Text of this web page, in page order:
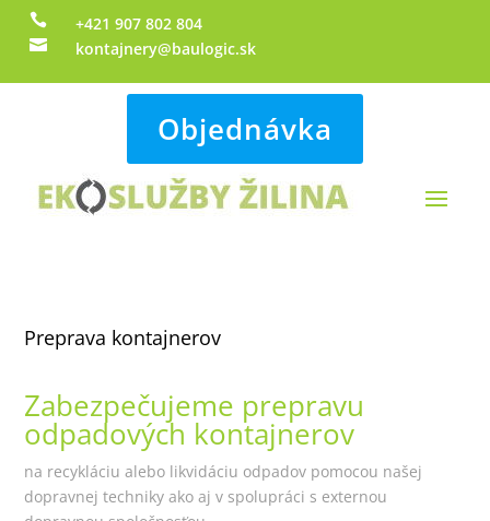
 +421 907 802 804
 kontajnery@baulogic.sk
Objednávka
Preprava kontajnerov
Zabezpečujeme prepravu
odpadových kontajnerov
na recykláciu alebo likvidáciu odpadov pomocou našej
dopravnej techniky ako aj v spolupráci s externou